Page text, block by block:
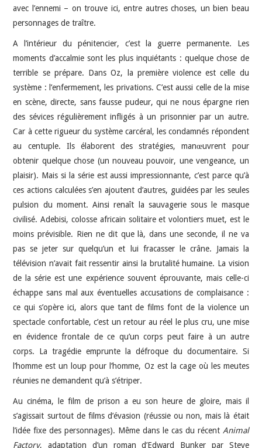
avec l’ennemi – on trouve ici, entre autres choses, un bien beau
personnages de traître.
A l’intérieur du pénitencier, c’est la guerre permanente. Les
moments d’accalmie sont les plus inquiétants : quelque chose de
terrible se prépare. Dans Oz, la première violence est celle du
système : l’enfermement, les privations. C’est aussi celle de la mise
en scène, directe, sans fausse pudeur, qui ne nous épargne rien
des sévices régulièrement infligés à un prisonnier par un autre.
Car à cette rigueur du système carcéral, les condamnés répondent
au centuple. Ils élaborent des stratégies, manœuvrent pour
obtenir quelque chose (un nouveau pouvoir, une vengeance, un
plaisir). Mais si la série est aussi impressionnante, c’est parce qu’à
ces actions calculées s’en ajoutent d’autres, guidées par les seules
pulsion du moment. Ainsi renaît la sauvagerie sous le masque
civilisé. Adebisi, colosse africain solitaire et volontiers muet, est le
moins prévisible. Rien ne dit que là, dans une seconde, il ne va
pas se jeter sur quelqu’un et lui fracasser le crâne. Jamais la
télévision n’avait fait ressentir ainsi la brutalité humaine. La vision
de la série est une expérience souvent éprouvante, mais celle-ci
échappe sans mal aux éventuelles accusations de complaisance :
ce qui s’opère ici, alors que tant de films font de la violence un
spectacle confortable, c’est un retour au réel le plus cru, une mise
en évidence frontale de ce qu’un corps peut faire à un autre
corps. La tragédie emprunte la défroque du documentaire. Si
l’homme est un loup pour l’homme, Oz est la cage où les meutes
réunies ne demandent qu’à s’étriper.
Au cinéma, le film de prison a eu son heure de gloire, mais il
s’agissait surtout de films d’évasion (réussie ou non, mais là était
l’idée fixe des personnages). Même dans le cas du récent Animal
Factory, adaptation d’un roman d’Edward Bunker par Steve